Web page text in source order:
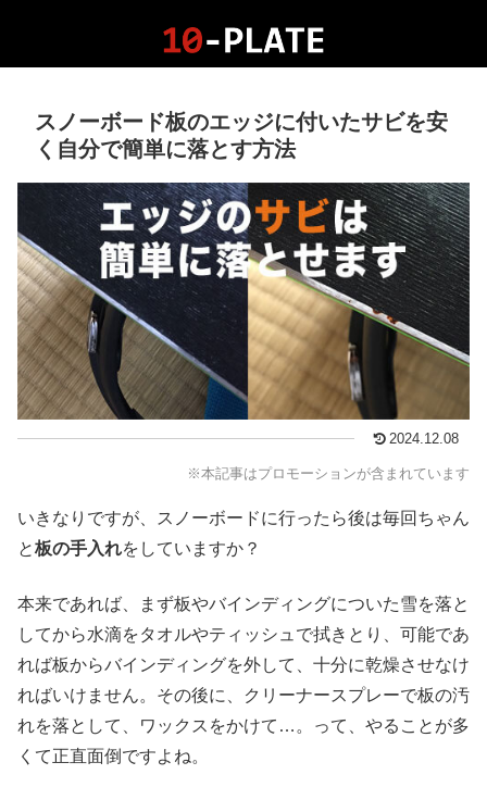
スノーボード板のエッジに付いたサビを安
く自分で簡単に落とす方法
2024.12.08
※本記事はプロモーションが含まれています
いきなりですが、スノーボードに行ったら後は毎回ちゃん
と板の手入れをしていますか？
本来であれば、まず板やバインディングについた雪を落と
してから水滴をタオルやティッシュで拭きとり、可能であ
れば板からバインディングを外して、十分に乾燥させなけ
ればいけません。その後に、クリーナースプレーで板の汚
れを落として、ワックスをかけて…。って、やることが多
くて正直面倒ですよね。